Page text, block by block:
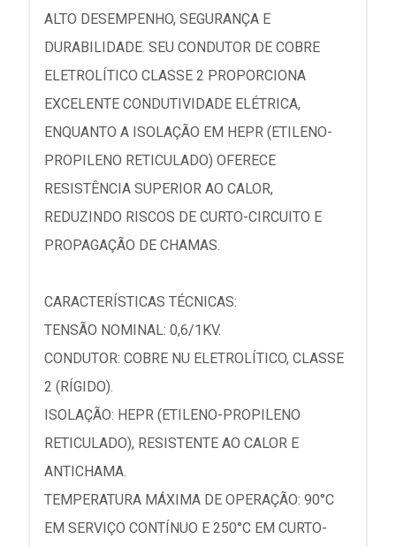
ALTO DESEMPENHO, SEGURANÇA E
DURABILIDADE. SEU CONDUTOR DE COBRE
ELETROLÍTICO CLASSE 2 PROPORCIONA
EXCELENTE CONDUTIVIDADE ELÉTRICA,
ENQUANTO A ISOLAÇÃO EM HEPR (ETILENO-
PROPILENO RETICULADO) OFERECE
RESISTÊNCIA SUPERIOR AO CALOR,
REDUZINDO RISCOS DE CURTO-CIRCUITO E
PROPAGAÇÃO DE CHAMAS.
CARACTERÍSTICAS TÉCNICAS:
TENSÃO NOMINAL: 0,6/1KV.
CONDUTOR: COBRE NU ELETROLÍTICO, CLASSE
2 (RÍGIDO).
ISOLAÇÃO: HEPR (ETILENO-PROPILENO
RETICULADO), RESISTENTE AO CALOR E
ANTICHAMA.
TEMPERATURA MÁXIMA DE OPERAÇÃO: 90°C
EM SERVIÇO CONTÍNUO E 250°C EM CURTO-